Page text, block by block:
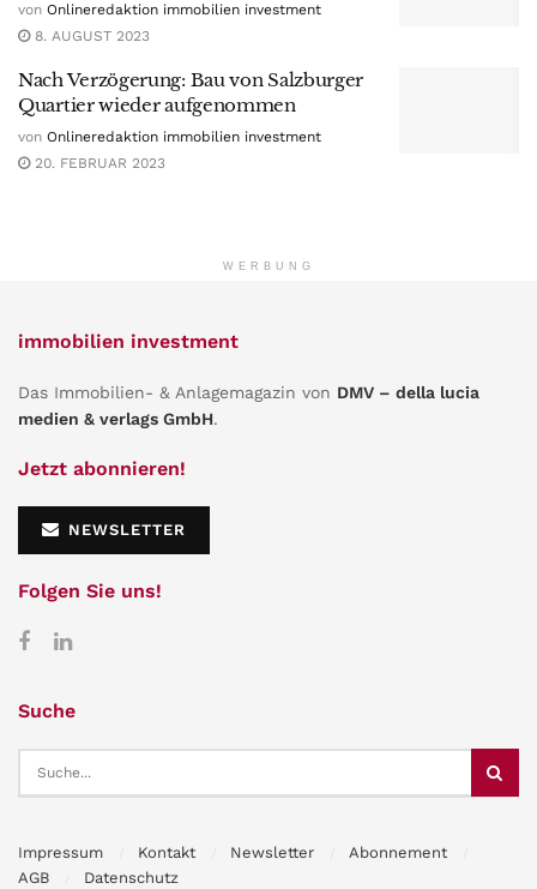
von Onlineredaktion immobilien investment
8. AUGUST 2023
Nach Verzögerung: Bau von Salzburger
Quartier wieder aufgenommen
von Onlineredaktion immobilien investment
20. FEBRUAR 2023
WERBUNG
immobilien investment
Das Immobilien- & Anlagemagazin von DMV – della lucia
medien & verlags GmbH.
Jetzt abonnieren!
NEWSLETTER
Folgen Sie uns!
Suche
Impressum Kontakt Newsletter
Abonnement
AGB
Datenschutz